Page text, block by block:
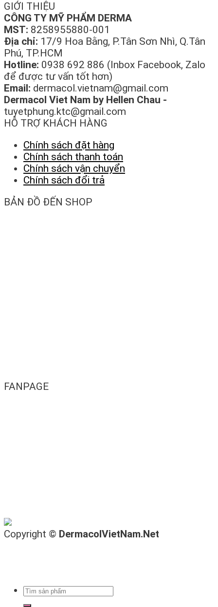
GIỚI THIỆU
CÔNG TY MỸ PHẨM DERMA
MST: 8258955880-001
Địa chỉ: 17/9 Hoa Bằng, P.Tân Sơn Nhì, Q.Tân
Phú, TP.HCM
Hotline: 0938 692 886 (Inbox Facebook, Zalo
để được tư vấn tốt hơn)
Email: dermacol.vietnam@gmail.com
Dermacol Viet Nam by Hellen Chau -
tuyetphung.ktc@gmail.com
HỖ TRỢ KHÁCH HÀNG
Chính sách đặt hàng
Chính sách thanh toán
Chính sách vận chuyển
Chính sách đổi trả
BẢN ĐỒ ĐẾN SHOP
FANPAGE
Copyright © DermacolVietNam.Net